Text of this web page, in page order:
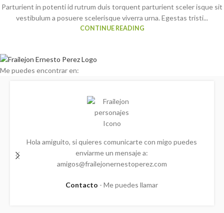
Parturient in potenti id rutrum duis torquent parturient sceler isque sit
vestibulum a posuere scelerisque viverra urna. Egestas tristi...
CONTINUE READING
Me puedes encontrar en:
Hola amiguito, si quieres comunicarte con migo puedes
enviarme un mensaje a:
amigos@frailejonernestoperez.com
Contacto Me puedes llamar